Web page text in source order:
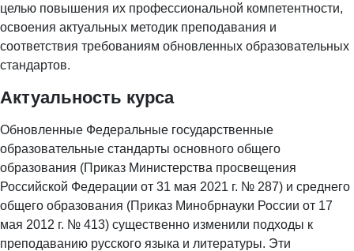
целью повышения их профессиональной компетентности,
освоения актуальных методик преподавания и
соответствия требованиям обновленных образовательных
стандартов.
Актуальность курса
Обновленные Федеральные государственные
образовательные стандарты основного общего
образования (Приказ Министерства просвещения
Российской Федерации от 31 мая 2021 г. № 287) и среднего
общего образования (Приказ Минобрнауки России от 17
мая 2012 г. № 413) существенно изменили подходы к
преподаванию русского языка и литературы. Эти